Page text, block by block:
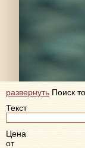
развернуть Поиск
Текст
Цена
от